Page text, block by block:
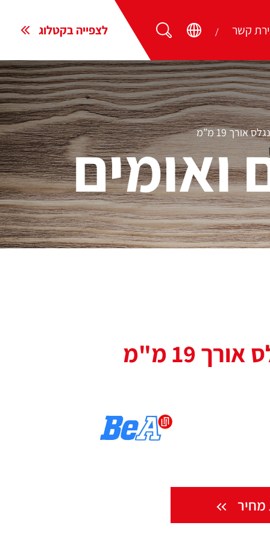
קשר לצפייה בקטלוג
אורך 19 מ”מואומים
19 מ"מ